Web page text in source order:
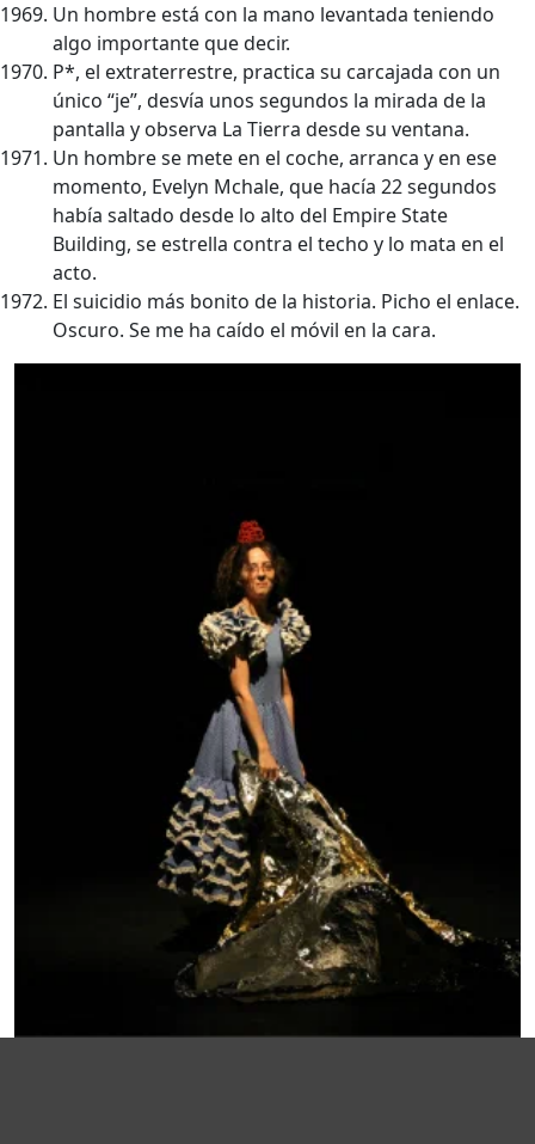
Un hombre está con la mano levantada teniendo
algo importante que decir.
P*, el extraterrestre, practica su carcajada con un
único “je”, desvía unos segundos la mirada de la
pantalla y observa La Tierra desde su ventana.
Un hombre se mete en el coche, arranca y en ese
momento, Evelyn Mchale, que hacía 22 segundos
había saltado desde lo alto del Empire State
Building, se estrella contra el techo y lo mata en el
acto.
El suicidio más bonito de la historia. Picho el enlace.
Oscuro. Se me ha caído el móvil en la cara.